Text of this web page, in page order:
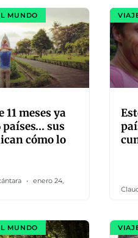
MUNDO
11 meses ya
sus
cómo lo
enero 24,
MUNDO